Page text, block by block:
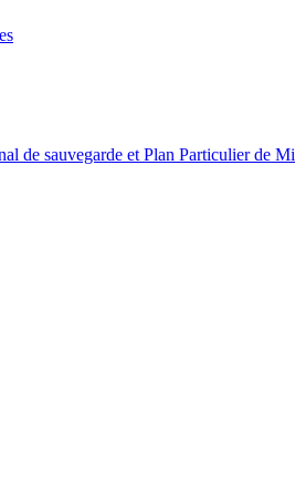
de sauvegarde et Plan Particulier de